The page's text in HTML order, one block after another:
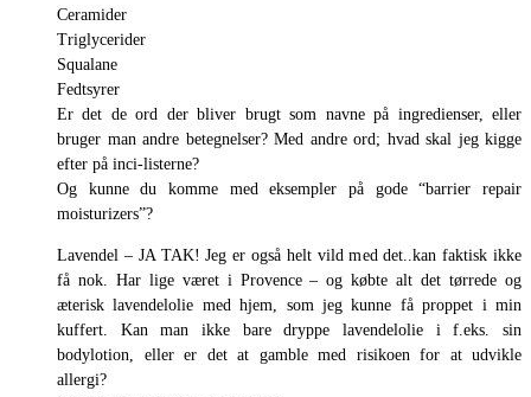
Ceramider
Triglycerider
Squalane
Fedtsyrer
Er det de ord der bliver brugt som navne på ingredienser, eller
bruger man andre betegnelser? Med andre ord; hvad skal jeg kigge
efter på inci-listerne?
Og kunne du komme med eksempler på gode “barrier repair
moisturizers”?
Lavendel – JA TAK! Jeg er også helt vild med det..kan faktisk ikke
få nok. Har lige været i Provence – og købte alt det tørrede og
æterisk lavendelolie med hjem, som jeg kunne få proppet i min
kuffert. Kan man ikke bare dryppe lavendelolie i f.eks. sin
bodylotion, eller er det at gamble med risikoen for at udvikle
allergi?